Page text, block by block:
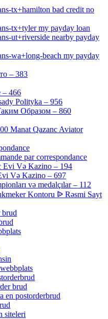
tx+hamilton bad credit no
tx+tyler my payday loan
ut+riverside nearby payday
wa+long-beach my payday
– 383
– 466
Polityka – 956
Образом – 860
Manat Qazanc Aviator
par correspondance
Evi Və Kazino – 194
Və Kazino – 697
və medalçılar – 112
Kontoru ᐉ Rəsmi Sayt
brud
brud
en postorderbrud
siteleri